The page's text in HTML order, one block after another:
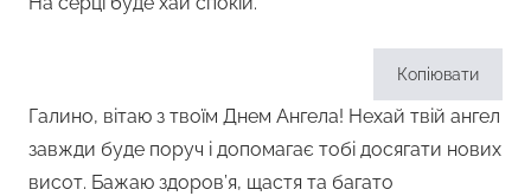
Копіювати
Галино, вітаю з твоїм Днем Ангела! Нехай твій ангел
завжди буде поруч і допомагає тобі досягати нових
висот. Бажаю здоров’я, щастя та багато